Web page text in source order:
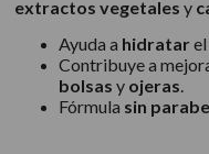
extractos vegetales y
Ayuda a hidratarel
Contribuye a
bolsas y ojeras.
Fórmula sin